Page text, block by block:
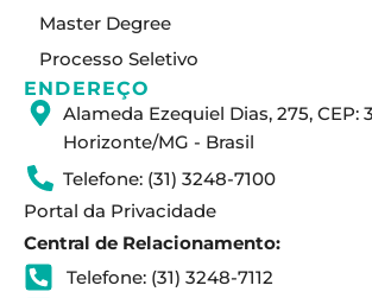
Master Degree
Processo Seletivo
ENDEREÇO
Alameda Ezequiel Dias, 275, CEP:
Horizonte/MG - Brasil
Telefone: (31) 3248-7100
Portal da Privacidade
Central de Relacionamento:
Telefone: (31) 3248-7112